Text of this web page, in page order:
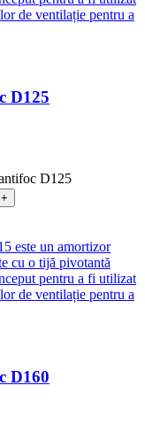
D125
D125
D160